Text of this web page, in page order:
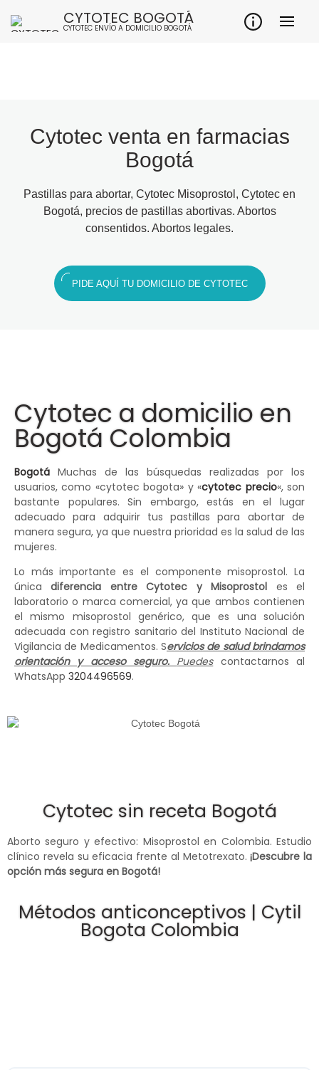
CYTOTEC BOGOTÁ
CYTOTEC ENVÍO A DOMICILIO BOGOTÁ
Cytotec venta en farmacias
Bogotá
Pastillas para abortar, Cytotec Misoprostol, Cytotec en
Bogotá, precios de pastillas abortivas. Abortos
consentidos. Abortos legales.
PIDE AQUÍ TU DOMICILIO DE CYTOTEC
Cytotec a domicilio en
Bogotá Colombia
Bogotá Muchas de las búsquedas realizadas por los
usuarios, como «cytotec bogota» y «cytotec precio«, son
bastante populares. Sin embargo, estás en el lugar
adecuado para adquirir tus pastillas para abortar de
manera segura, ya que nuestra prioridad es la salud de las
mujeres.
Lo más importante es el componente misoprostol. La
únicadiferencia entre Cytotec y Misoprostol es el
laboratorio o marca comercial, ya que ambos contienen
el mismo misoprostol genérico, que es una solución
adecuada con registro sanitario del Instituto Nacional de
Vigilancia de Medicamentos. Servicios de salud brindamos
orientación y acceso seguro. Puedescontactarnos al
WhatsApp 3204496569.
Cytotec sin receta Bogotá
Aborto seguro y efectivo: Misoprostol en Colombia. Estudio
clínico revela su eficacia frente al Metotrexato.¡Descubre la
opción más segura en Bogotá!
Métodos anticonceptivos | Cytil
Bogota Colombia